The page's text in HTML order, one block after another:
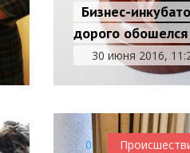
Бизнес-
дорого
30 июня 2016,
0